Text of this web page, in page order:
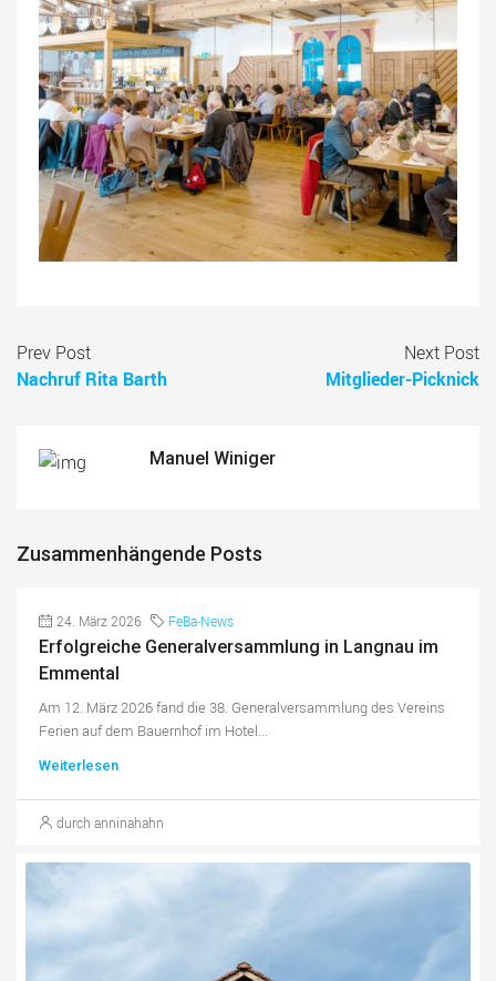
Prev Post
Nachruf Rita Barth
Next Post
Mitglieder-Picknick
Manuel Winiger
Zusammenhängende Posts
24. März 2026 FeBa-News
Erfolgreiche Generalversammlung in Langnau im
Emmental
Am 12. März 2026 fand die 38. Generalversammlung des Vereins
Ferien auf dem Bauernhof im Hotel...
Weiterlesen
durch anninahahn